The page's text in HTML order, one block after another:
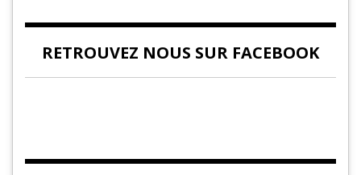
RETROUVEZ NOUS SUR FACEBOOK